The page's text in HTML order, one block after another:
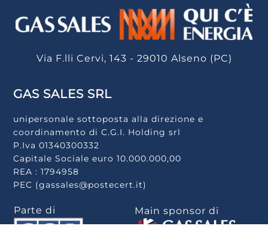
Via F.lli Cervi, 143 - 29010 Alseno (PC)
GAS SALES SRL
unipersonale sottoposta alla direzione e
coordinamento di C.G.I. Holding srl
P.Iva 01340300332
Capitale Sociale euro 10.000.000,00
REA : 1794958
PEC (gassales@postecert.it)
Parte di Main sponsor di